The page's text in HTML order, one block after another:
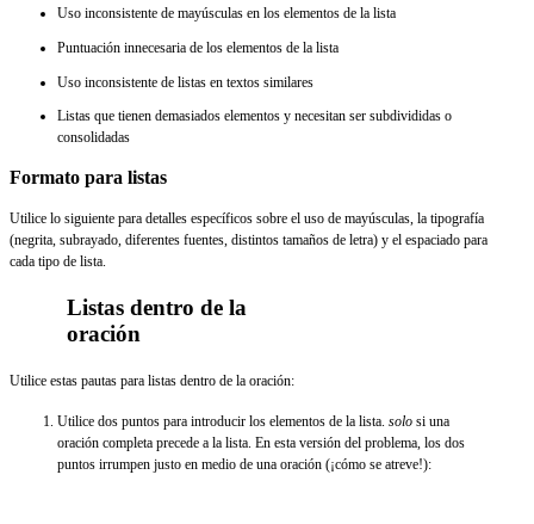
Uso inconsistente de mayúsculas en los elementos de la lista
Puntuación innecesaria de los elementos de la lista
Uso inconsistente de listas en textos similares
Listas que tienen demasiados elementos y necesitan ser subdivididas o
consolidadas
Formato para listas
Utilice lo siguiente para detalles específicos sobre el uso de mayúsculas, la tipografía
(negrita, subrayado, diferentes fuentes, distintos tamaños de letra) y el espaciado para
cada tipo de lista.
Listas dentro de la
oración
Utilice estas pautas para listas dentro de la oración:
Utilice dos puntos para introducir los elementos de la lista. solo si una
oración completa precede a la lista. En esta versión del problema, los dos
puntos irrumpen justo en medio de una oración (¡cómo se atreve!):